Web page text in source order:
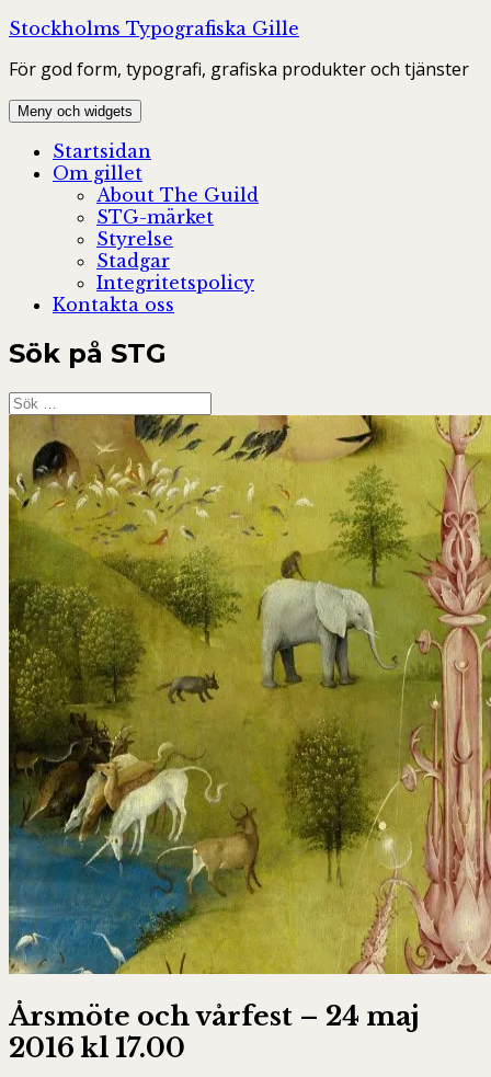
Hoppa
innehåll
Stockholms Typografiska Gille
För god form, typografi, grafiska produkter och tjänster
Meny och widgets
Startsidan
Om gillet
About The Guild
STG-märket
Styrelse
Stadgar
Integritetspolicy
Kontakta oss
Sök på STG
Sök
efter:
Årsmöte och vårfest – 24 maj
2016 kl 17.00